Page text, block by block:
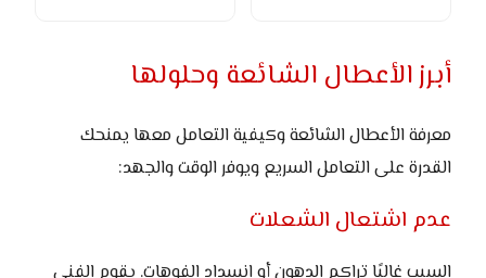
أبرز الأعطال الشائعة وحلولها
معرفة الأعطال الشائعة وكيفية التعامل معها يمنحك
القدرة على التعامل السريع ويوفر الوقت والجهد:
عدم اشتعال الشعلات